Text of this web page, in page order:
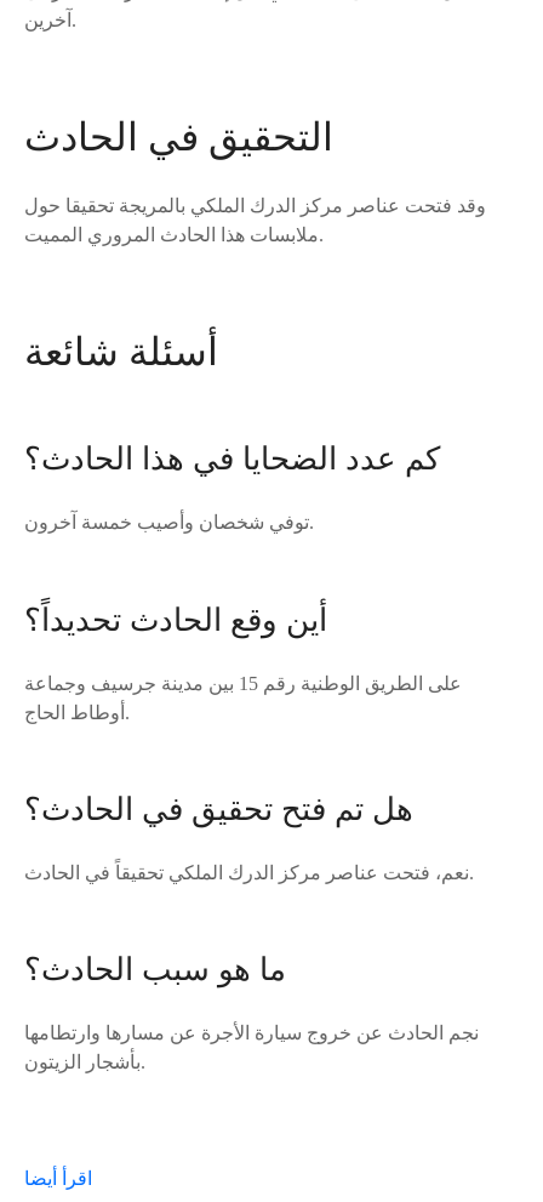
آخرين.
التحقيق في الحادث
وقد فتحت عناصر مركز الدرك الملكي بالمريجة تحقيقا حول
ملابسات هذا الحادث المروري المميت.
أسئلة شائعة
كم عدد الضحايا في هذا الحادث؟
توفي شخصان وأصيب خمسة آخرون.
أين وقع الحادث تحديداً؟
على الطريق الوطنية رقم 15 بين مدينة جرسيف وجماعة
أوطاط الحاج.
هل تم فتح تحقيق في الحادث؟
نعم، فتحت عناصر مركز الدرك الملكي تحقيقاً في الحادث.
ما هو سبب الحادث؟
نجم الحادث عن خروج سيارة الأجرة عن مسارها وارتطامها
بأشجار الزيتون.
اقرأ أيضا